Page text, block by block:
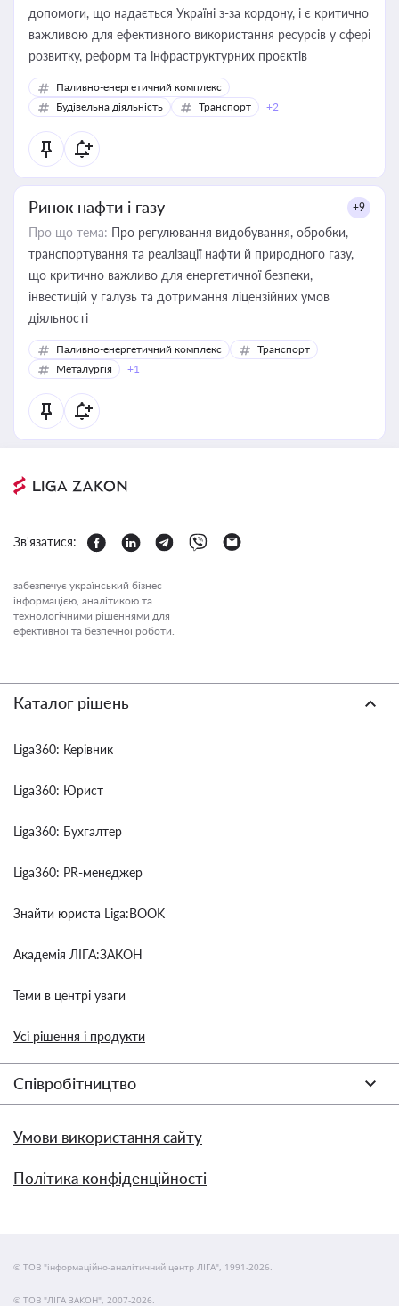
допомоги, що надається Україні з-за кордону, і є критично
важливою для ефективного використання ресурсів у сфері
розвитку, реформ та інфраструктурних проєктів
Паливно-енергетичний комплекс
Будівельна діяльність
Транспорт +2
Ринок нафти і газу +9
Про що тема: Про регулювання видобування, обробки,
транспортування та реалізації нафти й природного газу,
що критично важливо для енергетичної безпеки,
інвестицій у галузь та дотримання ліцензійних умов
діяльності
Паливно-енергетичний комплекс
Транспорт
Металургія
+1
Зв'язатися:
забезпечує український бізнес
інформацією, аналітикою та
технологічними рішеннями для
ефективної та безпечної роботи.
Каталог рішень
Liga360: Керівник
Liga360: Юрист
Liga360: Бухгалтер
Liga360: PR-менеджер
Знайти юриста Liga:BOOK
Академія ЛІГА:ЗАКОН
Теми в центрі уваги
Усі рішення і продукти
Співробітництво
Умови використання сайту
Політика конфіденційності
© ТОВ "інформаційно-аналітичний центр ЛІГА", 1991-2026.
© ТОВ "ЛІГА ЗАКОН", 2007-2026.